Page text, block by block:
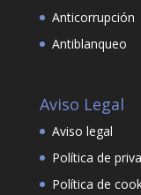
Anticorrupción
Antiblanqueo
Aviso Legal
Aviso legal
Política de
Política de